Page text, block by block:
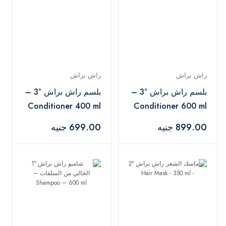
راش براش
بلسم راش براش °3 –
Conditioner 600 ml
899.00 جنيه
راش براش
بلسم راش براش °3 –
Conditioner 400 ml
699.00 جنيه